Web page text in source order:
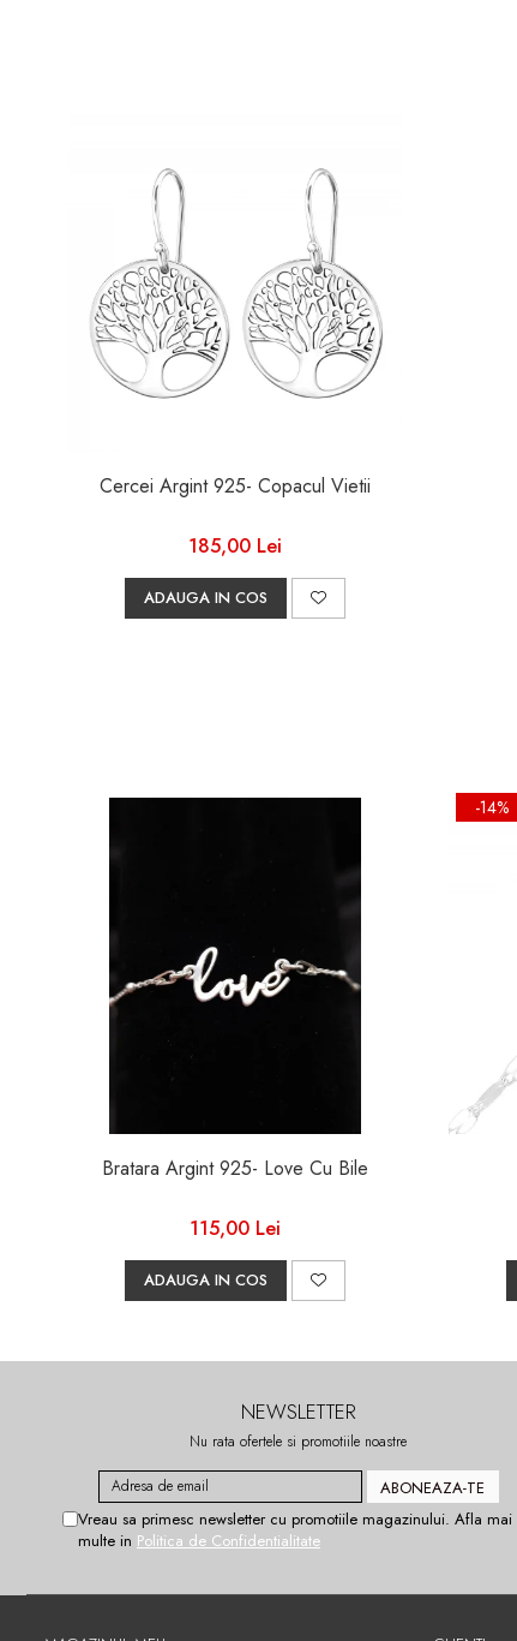
Cercei Argint 925- Copacul Vietii
185,00 Lei
ADAUGA IN COS
Bratara Argint 925- Love Cu Bile
115,00 Lei
ADAUGA IN COS
-14%
NEWSLETTER
Nu rata ofertele si promotiile noastre
Vreau sa primesc newsletter cu promotiile magazinului. Afla mai
multe in Politica de Confidentialitate